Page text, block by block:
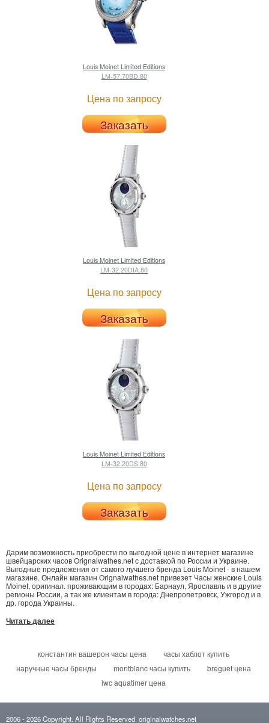
Louis Moinet Limited Editions
LM-57.70BD.80
Цена по запросу
Заказать
Louis Moinet Limited Editions
LM-32.20DIA.80
Цена по запросу
Заказать
Louis Moinet Limited Editions
LM-32.20DS.80
Цена по запросу
Заказать
Дарим возможность приобрести по выгодной цене в интернет магазине
швейцарских часов Orignalwathes.net с доставкой по России и Украине.
Выгодные предложения от самого лучшего бренда Louis Moinet - в нашем
магазине. Онлайн магазин Orignalwathes.net привезет Часы женские Louis
Moinet, оригинал. проживающим в городах: Барнаул, Ярославль и в другие
регионы России, а так же клиентам в города: Днепропетровск, Ужгород и в
др. города Украины.
Читать далее
константин вашерон часы цена
часы хаблот купить
наручные часы бренды
montblanc часы купить
breguet цена
iwc aquatimer цена
2006- 2026Copyright. All Rights Reserved. originalwatches.net